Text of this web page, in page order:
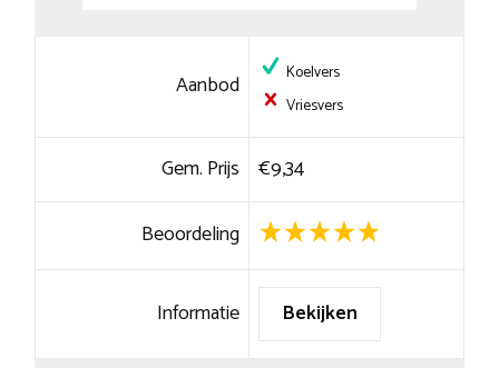
Aanbod
Koelvers
Vriesvers
Gem. Prijs €9,34
Beoordeling
Informatie Bekijken